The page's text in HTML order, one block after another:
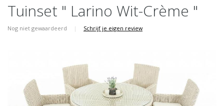
Tuinset " Larino Wit-Crème "
Nog niet gewaardeerd | Schrijf je eigen review